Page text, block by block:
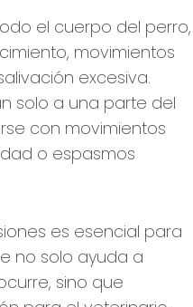
el cuerpo del perro,
movimientos
excesiva.
solo a una parte del
con movimientos
o espasmos
es esencial para
no solo ayuda a
sino que